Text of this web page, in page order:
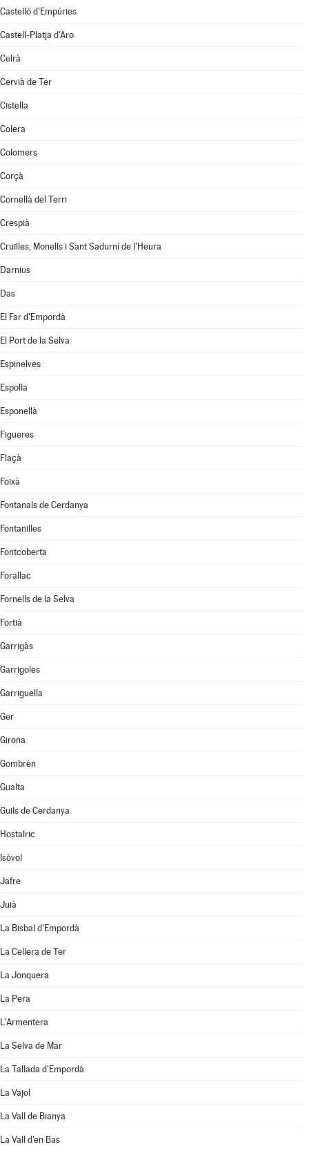
Castelló d'Empúries
Castell-Platja d'Aro
Celrà
Cervià de Ter
Cistella
Colera
Colomers
Corçà
Cornellà del Terri
Crespià
Cruïlles, Monells i Sant Sadurní de l'Heura
Darnius
Das
El Far d'Empordà
El Port de la Selva
Espinelves
Espolla
Esponellà
Figueres
Flaçà
Foixà
Fontanals de Cerdanya
Fontanilles
Fontcoberta
Forallac
Fornells de la Selva
Fortià
Garrigàs
Garrigoles
Garriguella
Ger
Girona
Gombrèn
Gualta
Guils de Cerdanya
Hostalric
Isòvol
Jafre
Juià
La Bisbal d'Empordà
La Cellera de Ter
La Jonquera
La Pera
L'Armentera
La Selva de Mar
La Tallada d'Empordà
La Vajol
La Vall de Bianya
La Vall d'en Bas